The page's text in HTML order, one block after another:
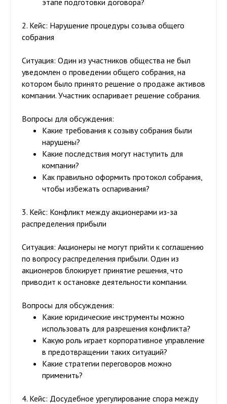
этапе подготовки договора?
2. Кейс: Нарушение процедуры созыва общего
собрания
Ситуация: Один из участников общества не был
уведомлен о проведении общего собрания, на
котором было принято решение о продаже активов
компании. Участник оспаривает решение собрания.
Вопросы для обсуждения:
Какие требования к созыву собрания были
нарушены?
Какие последствия могут наступить для
компании?
Как правильно оформить протокол собрания,
чтобы избежать оспаривания?
3. Кейс: Конфликт между акционерами из-за
распределения прибыли
Ситуация: Акционеры не могут прийти к соглашению
по вопросу распределения прибыли. Один из
акционеров блокирует принятие решения, что
приводит к остановке деятельности компании.
Вопросы для обсуждения:
Какие юридические инструменты можно
использовать для разрешения конфликта?
Какую роль играет корпоративное управление
в предотвращении таких ситуаций?
Какие стратегии переговоров можно
применить?
4. Кейс: Досудебное урегулирование спора между